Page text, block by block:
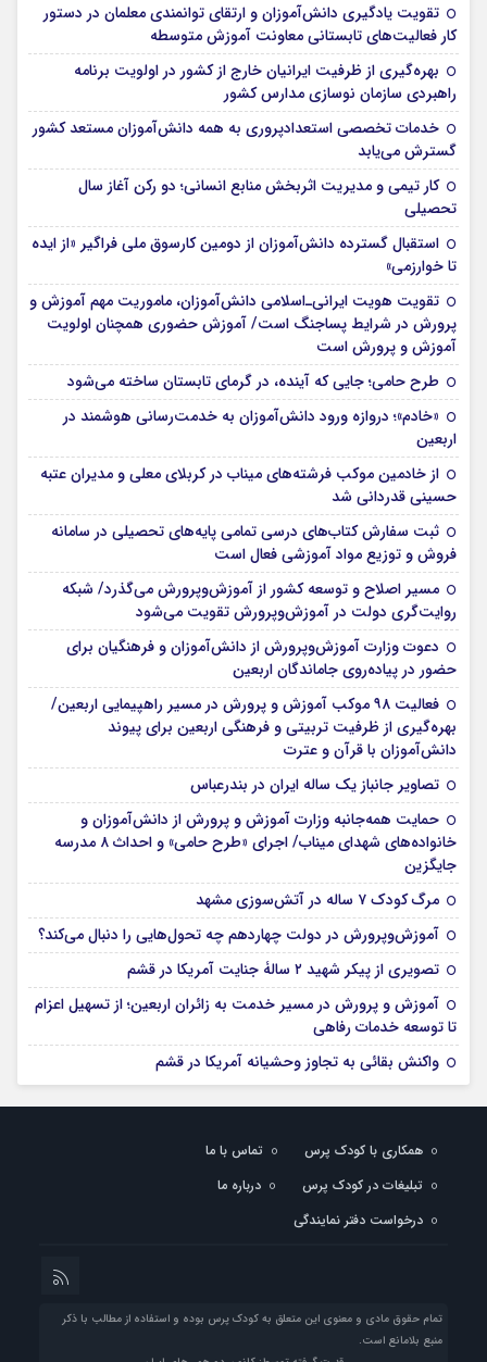
تقویت یادگیری دانش‌آموزان و ارتقای توانمندی معلمان در دستور
کار فعالیت‌های تابستانی معاونت آموزش متوسطه
بهره‌گیری از ظرفیت ایرانیان خارج از کشور در اولویت برنامه
راهبردی سازمان نوسازی مدارس کشور
خدمات تخصصی استعدادپروری به همه دانش‌آموزان مستعد کشور
گسترش می‌یابد
کار تیمی و مدیریت اثربخش منابع انسانی؛ دو رکن آغاز سال
تحصیلی
استقبال گسترده دانش‌آموزان از دومین کارسوق ملی فراگیر «از ایده
تا خوارزمی»
تقویت هویت ایرانی‌ـ‌اسلامی دانش‌آموزان، ماموریت مهم آموزش و
پرورش در شرایط پساجنگ است/ آموزش حضوری همچنان اولویت
آموزش و پرورش است
طرح حامی؛ جایی که آینده، در گرمای تابستان ساخته می‌شود
«خادم»؛ دروازه ورود دانش‌آموزان به خدمت‌رسانی هوشمند در
اربعین
از خادمین موکب فرشته‌های میناب در کربلای معلی و مدیران عتبه
حسینی قدردانی شد
ثبت سفارش کتاب‌های درسی تمامی پایه‌های تحصیلی در سامانه
فروش و توزیع مواد آموزشی فعال است
مسیر اصلاح و توسعه کشور از آموزش‌وپرورش می‌گذرد/ شبکه
روایت‌‌گری دولت در آموزش‌وپرورش تقویت می‌شود
دعوت وزارت آموزش‌وپرورش از دانش‌آموزان و فرهنگیان برای
حضور در پیاده‌روی جاماندگان اربعین
فعالیت ۹۸ موکب آموزش و پرورش در مسیر راهپیمایی اربعین/
بهره‌گیری از ظرفیت تربیتی و فرهنگی اربعین برای پیوند
دانش‌آموزان با قرآن و عترت
تصاویر جانباز یک ساله ایران در بندرعباس
حمایت همه‌جانبه وزارت آموزش و پرورش از دانش‌آموزان و
خانواده‌های شهدای میناب/ اجرای «طرح حامی» و احداث ۸ مدرسه
جایگزین
مرگ کودک ۷ ساله در آتش‌سوزی مشهد
آموزش‌وپرورش در دولت چهاردهم چه تحول‌هایی را دنبال می‌کند؟
تصویری از پیکر شهید ۲ سالۀ جنایت آمریکا در قشم
آموزش و پرورش در مسیر خدمت به زائران اربعین؛ از تسهیل اعزام
تا توسعه خدمات رفاهی
واکنش بقائی به تجاوز وحشیانه آمریکا در قشم
همکاری با کودک پرس
تماس با ما
تبلیغات در کودک پرس
درباره ما
درخواست دفتر نمایندگی
تمام حقوق مادی و معنوی این متعلق به کودک پرس بوده و استفاده از مطالب با ذکر
منبع بلامانع است.